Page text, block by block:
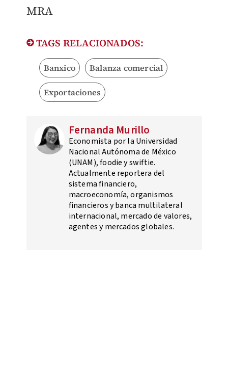
MRA
TAGS RELACIONADOS:
Banxico Balanza comercial
Exportaciones
Fernanda Murillo
Economista por la Universidad
Nacional Autónoma de México
(UNAM), foodie y swiftie.
Actualmente reportera del
sistema financiero,
macroeconomía, organismos
financieros y banca multilateral
internacional, mercado de valores,
agentes y mercados globales.